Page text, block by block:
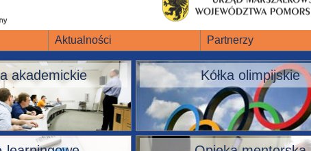
Aktualności Partnerzy
akademickie Kółka olimpijskie